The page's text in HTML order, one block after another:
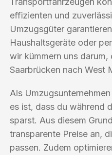
effizienten und
Umzugsgüter
Haushaltsgeräte oder
wir kümmern uns darum,
Saarbrücken nach West
Als
es ist, dass du während
sparst. Aus diesem
transparente Preise an,
passen. Zudem